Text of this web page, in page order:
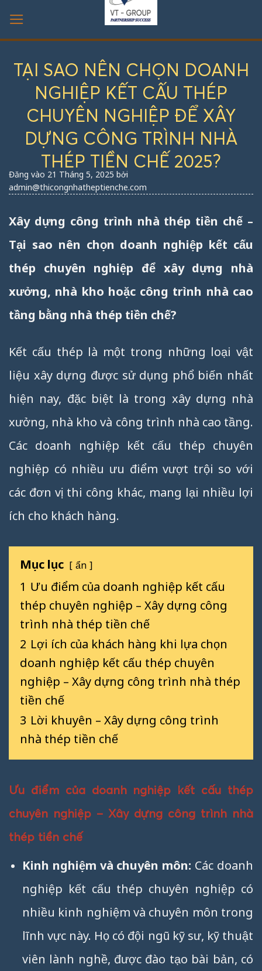
qua
nội
TẠI SAO NÊN CHỌN DOANH
NGHIỆP KẾT CẤU THÉP
CHUYÊN NGHIỆP ĐỂ XÂY
DỰNG CÔNG TRÌNH NHÀ
THÉP TIỀN CHẾ 2025?
Đăng vào 21 Tháng 5, 2025 bởi
admin@thicongnhatheptienche.com
Xây dựng công trình nhà thép tiền chế –
Tại sao nên chọn doanh nghiệp kết cấu
thép chuyên nghiệp để xây dựng nhà
xưởng, nhà kho hoặc công trình nhà cao
tầng bằng nhà thép tiền chế?
Kết cấu thép là một trong những loại vật
liệu xây dựng được sử dụng phổ biến nhất
hiện nay, đặc biệt là trong xây dựng nhà
xưởng, nhà kho và công trình nhà cao tầng.
Các doanh nghiệp kết cấu thép chuyên
nghiệp có nhiều ưu điểm vượt trội so với
các đơn vị thi công khác, mang lại nhiều lợi
ích cho khách hàng.
Mục lục ẩn
1 Ưu điểm của doanh nghiệp kết cấu
thép chuyên nghiệp – Xây dựng công
trình nhà thép tiền chế
2 Lợi ích của khách hàng khi lựa chọn
doanh nghiệp kết cấu thép chuyên
nghiệp – Xây dựng công trình nhà thép
tiền chế
3 Lời khuyên – Xây dựng công trình
nhà thép tiền chế
Ưu điểm của doanh nghiệp kết cấu thép
chuyên nghiệp – Xây dựng công trình nhà
thép tiền chế
Kinh nghiệm và chuyên môn: Các doanh
nghiệp kết cấu thép chuyên nghiệp có
nhiều kinh nghiệm và chuyên môn trong
lĩnh vực này. Họ có đội ngũ kỹ sư, kỹ thuật
viên lành nghề, được đào tạo bài bản, có